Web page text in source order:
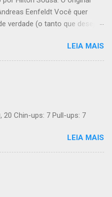
Eenfeldt Você quer
verdade (o tanto que desejar)
ser verdade", mas LCHF (low
carboidrato, muita
que tem sido usado há
de que funciona. Não é
de refeições" bizarras, nem
informação dada aqui é 100%
Uma dieta LCHF indica que
carboidratos e uma
LEIA MAIS
20 Chin-ups: 7 Pull-ups: 7
LEIA MAIS